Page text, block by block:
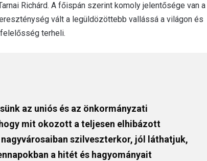
Richárd. A főispán szerint komoly jelentősége van a
vált a legüldözöttebb vallássá a világon és
terheli.
az uniós és az önkormányzati
mit okozott a teljesen elhibázott
szilveszterkor, jól láthatjuk,
a hitét és hagyományait